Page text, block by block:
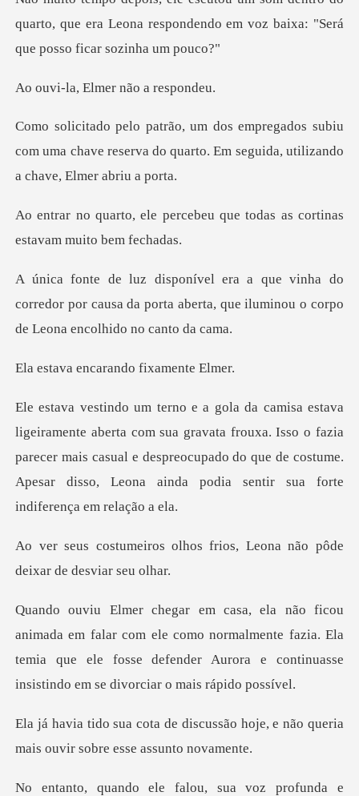
quarto, que era Leona respondendo em voz
Elmer não
subiu
com uma chave reserva do quarto. Em seg
cebeu que todas as cortinas
do
corredor por causa da porta aberta, que ilumi
ncarando fix
gravata frouxa. Isso o fazia
parecer mais casual e despreocupado do que de costum
os frios, Leona não pôde
de
om ele como normalmente fazia. Ela
temia que ele fosse defender Aur
cussão hoje, e não queria
mais ou
a e